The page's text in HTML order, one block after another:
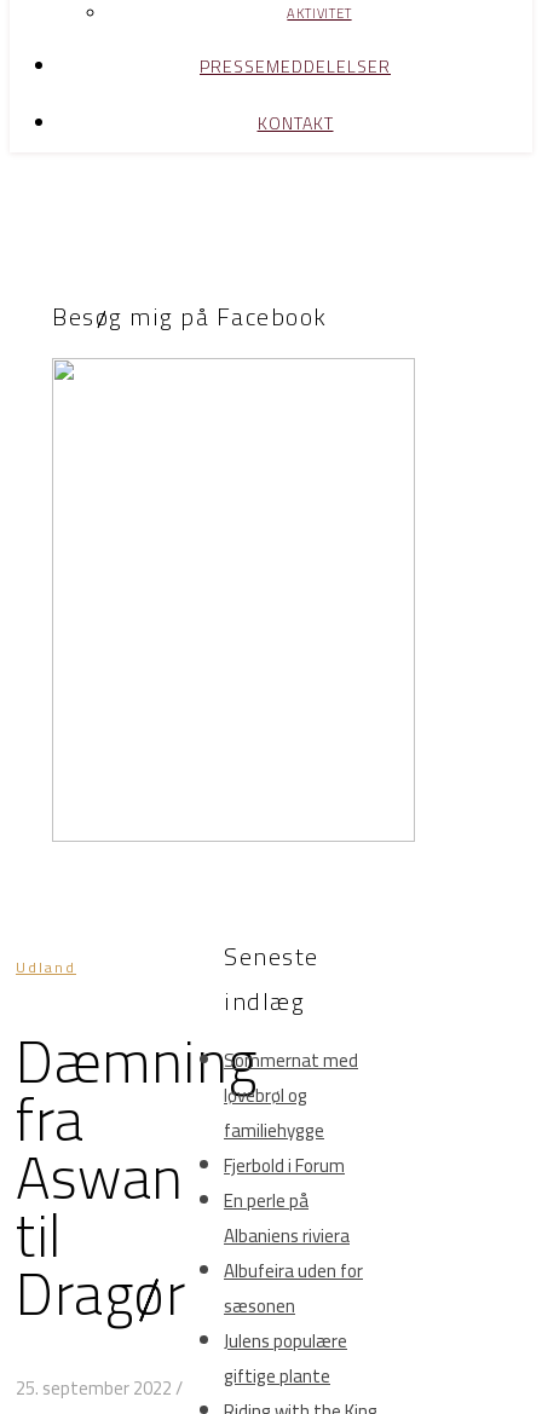
AKTIVITET
PRESSEMEDDELELSER
KONTAKT
Besøg mig på Facebook
Udland
Dæmning
fra
Aswan
til
Dragør
25. september 2022/
Seneste
indlæg
Sommernat med
løvebrøl og
familiehygge
Fjerbold i Forum
En perle på
Albaniens riviera
Albufeira uden for
sæsonen
Julens populære
giftige plante